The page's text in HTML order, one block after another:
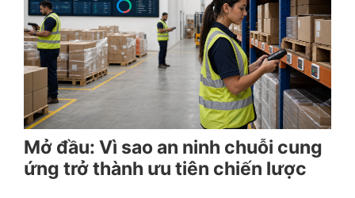
Mở đầu: Vì sao an ninh chuỗi cung
ứng trở thành ưu tiên chiến lược